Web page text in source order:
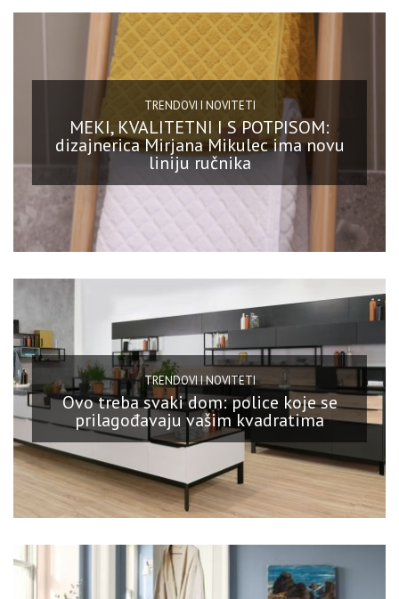
TRENDOVI I NOVITETI
MEKI, KVALITETNI I S POTPISOM:
dizajnerica Mirjana Mikulec ima novu
liniju ručnika
TRENDOVI I NOVITETI
Ovo treba svaki dom: police koje se
prilagođavaju vašim kvadratima